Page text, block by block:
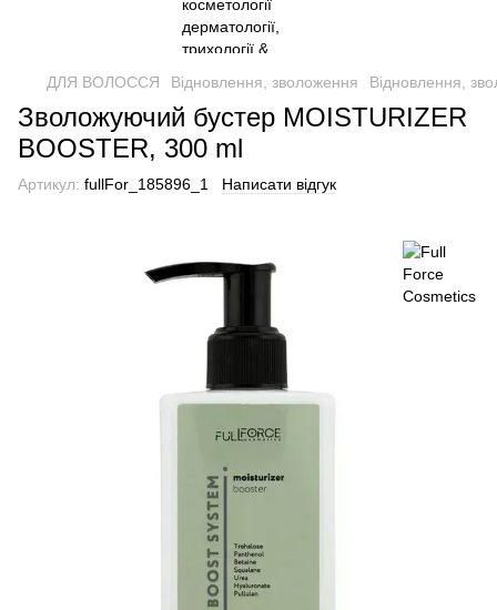
ДЛЯ ВОЛОССЯ Відновлення, зволоження Відновлення,
Зволожуючий бустер MOISTURIZER
BOOSTER, 300 ml
Артикул: fullFor_185896_1 Написати відгук